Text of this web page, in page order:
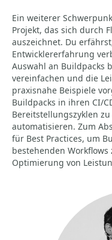
Ein weiterer
Projekt, das sich durch
auszeichnet. Du
Entwicklererfahrung
Auswahl an Buildpacks
vereinfachen und die
praxisnahe Beispiele
Buildpacks in ihren CI/
Bereitstellungszyklen
automatisieren. Zum
für Best Practices, um
bestehenden
Optimierung von